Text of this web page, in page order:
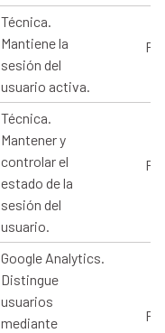
Técnica.
Mantiene la
sesión del
usuario activa.
Técnica.
Mantener y
controlar el
estado de la
sesión del
usuario.
Google Analytics.
Distingue
usuarios
mediante